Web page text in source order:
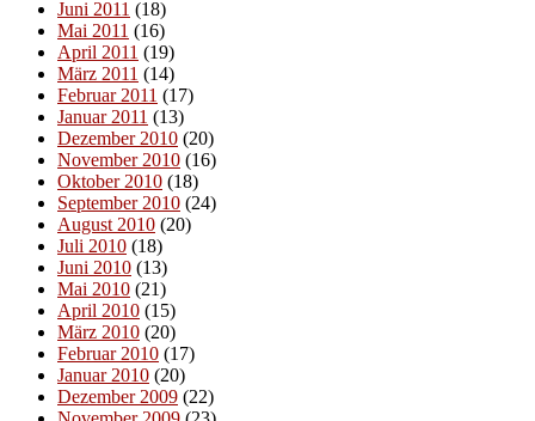
Juni 2011 (18)
Mai 2011 (16)
April 2011 (19)
März 2011 (14)
Februar 2011 (17)
Januar 2011 (13)
Dezember 2010 (20)
November 2010 (16)
Oktober 2010 (18)
September 2010 (24)
August 2010 (20)
Juli 2010 (18)
Juni 2010 (13)
Mai 2010 (21)
April 2010 (15)
März 2010 (20)
Februar 2010 (17)
Januar 2010 (20)
Dezember 2009 (22)